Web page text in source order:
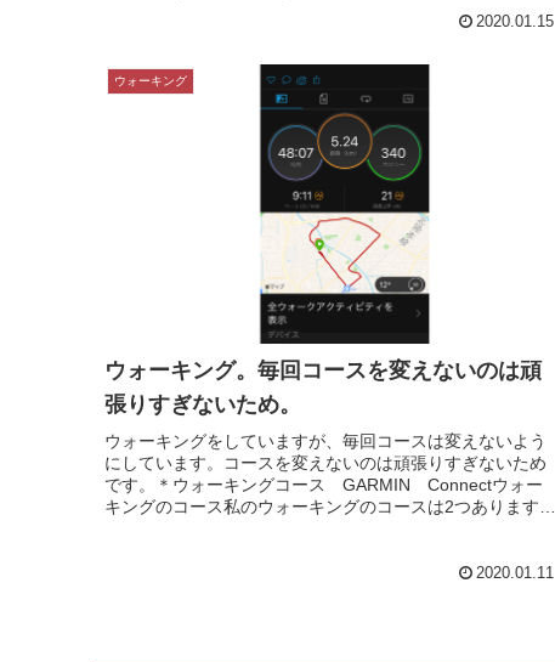
2020.01.15
ウォーキング
ウォーキング。毎回コースを変えないのは頑
張りすぎないため。
ウォーキングをしていますが、毎回コースは変えないよう
にしています。コースを変えないのは頑張りすぎないため
です。＊ウォーキングコース GARMIN Connectウォー
キングのコース私のウォーキングのコースは2つあります。
2020.01.11